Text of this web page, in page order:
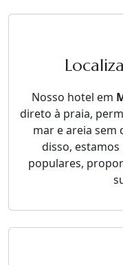
Nosso hotel em
direto à praia,
mar e areia sem
disso,
populares,